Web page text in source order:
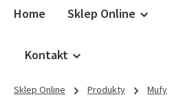
Home Sklep Online
Kontakt
Sklep Online Produkty Mufy